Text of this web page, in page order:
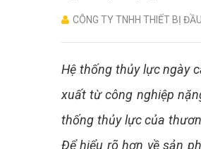
CÔNG TY TNHH THIẾT BỊ
Hệ thống thủy lực ngày
xuất từ công nghiệp
thống thủy lực của
Để hiểu rõ hơn về sản